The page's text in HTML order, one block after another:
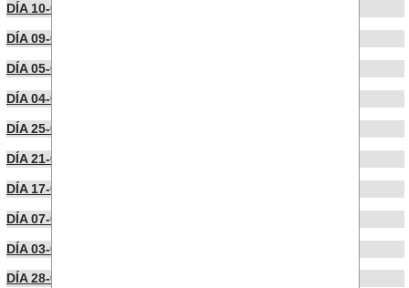
DÍA 10-05-2022
DÍA 09-05-2022
DÍA 05-04-2022
DÍA 04-04-2022
DÍA 25-03-2022
DÍA 21-03-2022
DÍA 17-03-2022
DÍA 07-03-2022
DÍA 03-03-2022
DÍA 28-02-2022